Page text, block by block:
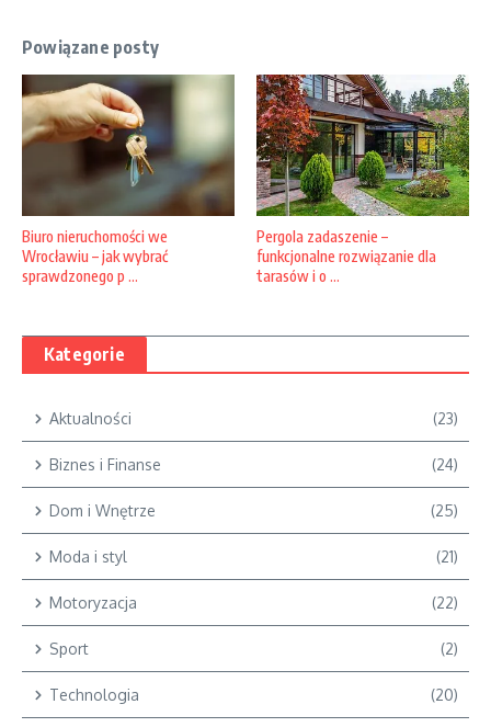
Powiązane posty
Biuro nieruchomości we
Wrocławiu – jak wybrać
sprawdzonego p ...
Pergola zadaszenie –
funkcjonalne rozwiązanie dla
tarasów i o ...
Kategorie
Aktualności (23)
Biznes i Finanse (24)
Dom i Wnętrze (25)
Moda i styl (21)
Motoryzacja (22)
Sport (2)
Technologia (20)